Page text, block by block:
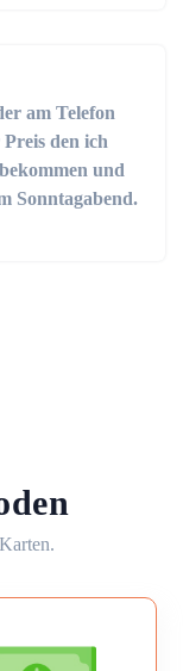
am Telefon
den ich
und
Sonntagabend.